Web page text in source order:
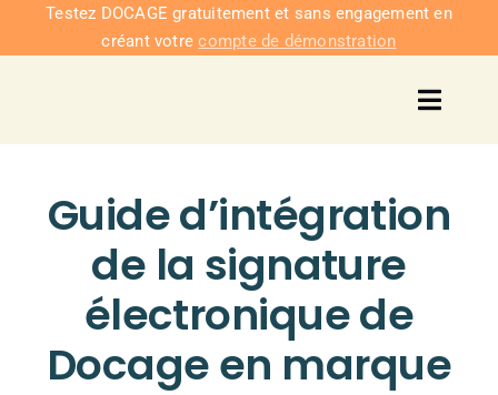
PasserTestez DOCAGE gratuitement et sans engagement en
créant votrecompte de démonstration
Nous
Tarifs
Guide d’intégration
de la signature
électronique de
Docageen marque